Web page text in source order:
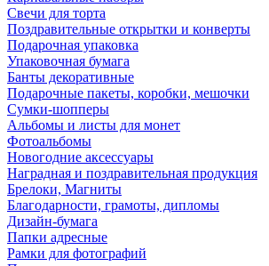
Свечи для торта
Поздравительные открытки и конверты
Подарочная упаковка
Упаковочная бумага
Банты декоративные
Подарочные пакеты, коробки, мешочки
Сумки-шопперы
Альбомы и листы для монет
Фотоальбомы
Новогодние аксессуары
Наградная и поздравительная продукция
Брелоки, Магниты
Благодарности, грамоты, дипломы
Дизайн-бумага
Папки адресные
Рамки для фотографий